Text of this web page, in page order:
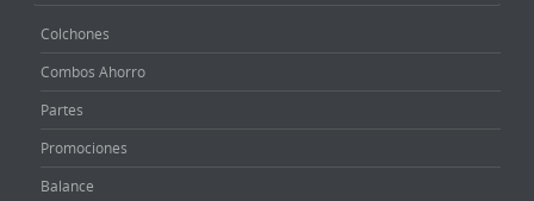
Colchones
Combos Ahorro
Partes
Promociones
Balance